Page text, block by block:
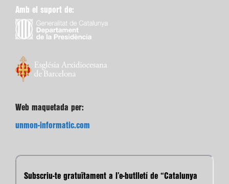
Amb el suport de:
Web maquetada per:
unmon-informatic.com
Subscriu-te gratuïtament a l’e-butlletí de “Catalunya